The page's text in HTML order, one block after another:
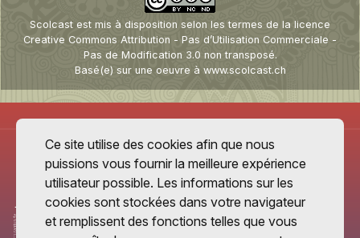
Scolcast est mis à disposition selon les termes de la licence
Creative Commons Attribution - Pas d’Utilisation Commerciale -
Pas de Modification 3.0 non transposé.
Basé(e) sur une oeuvre à www.scolcast.ch
Ce site utilise des cookies afin que nous
puissions vous fournir la meilleure expérience
utilisateur possible. Les informations sur les
cookies sont stockées dans votre navigateur
et remplissent des fonctions telles que vous